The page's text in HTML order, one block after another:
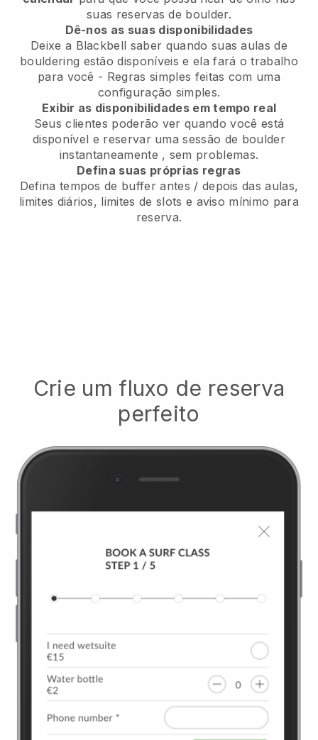
suas reservas de boulder.
Dê-nos as suas disponibilidades
Deixe a Blackbell saber quando suas aulas de
bouldering estão disponíveis e ela fará o trabalho
para você - Regras simples feitas com uma
configuração simples.
Exibir as disponibilidades em tempo real
Seus clientes poderão ver quando você está
disponível e reservar uma sessão de boulder
instantaneamente , sem problemas.
Defina suas próprias regras
Defina tempos de buffer antes / depois das aulas,
limites diários, limites de slots e aviso mínimo para
reserva.
Crie um fluxo de reserva
perfeito